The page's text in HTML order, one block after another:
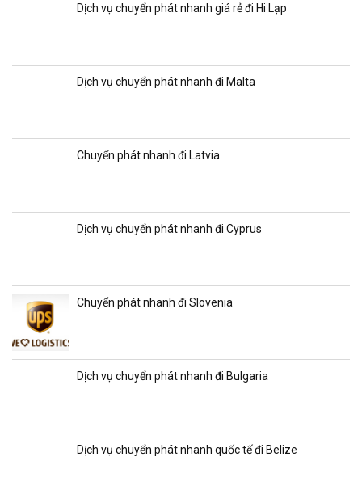
Dịch vụ chuyển phát nhanh giá rẻ đi Hi Lạp
Dịch vụ chuyển phát nhanh đi Malta
Chuyển phát nhanh đi Latvia
Dịch vụ chuyển phát nhanh đi Cyprus
Chuyển phát nhanh đi Slovenia
Dịch vụ chuyển phát nhanh đi Bulgaria
Dịch vụ chuyển phát nhanh quốc tế đi Belize